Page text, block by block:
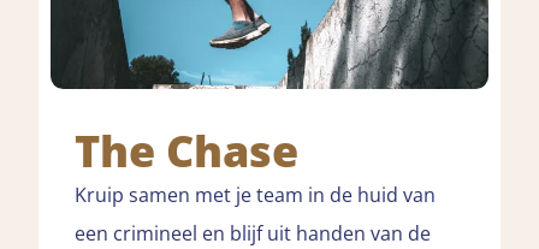
The Chase
Kruip samen met je team in de huid van
een crimineel en blijf uit handen van de